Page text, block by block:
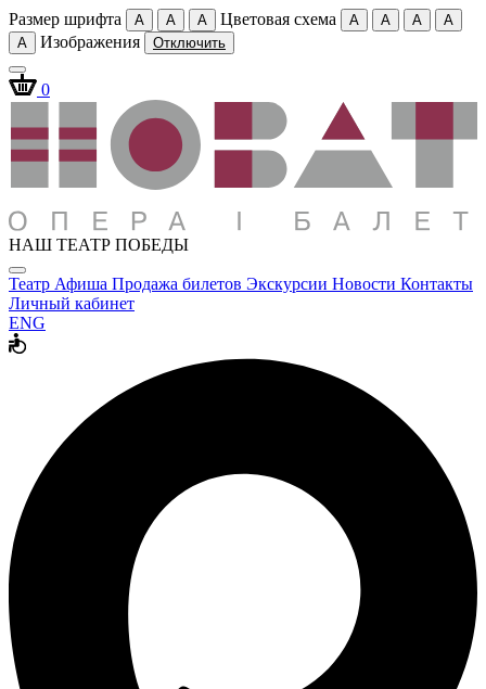
Размер шрифта A A A Цветовая схема A A A
A
A
Изображения Отключить
0
НАШ ТЕАТР ПОБЕДЫ
Театр Афиша Продажа билетов Экскурсии Новости Контакты
Личный кабинет
ENG